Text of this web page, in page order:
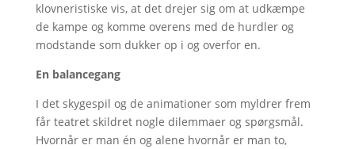
klovneristiske vis, at det drejer sig om at udkæmpe
de kampe og komme overens med de hurdler og
modstande som dukker op i og overfor en.
En balancegang
I det skygespil og de animationer som myldrer frem
får teatret skildret nogle dilemmaer og spørgsmål.
Hvornår er man én og alene hvornår er man to,